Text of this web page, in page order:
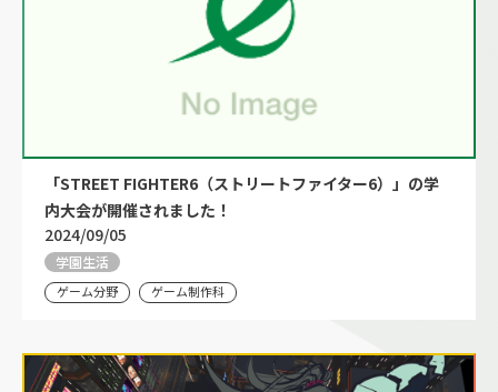
「STREET FIGHTER6（ストリートファイター6）」の学
内大会が開催されました！
2024/09/05
学園生活
ゲーム分野 ゲーム制作科